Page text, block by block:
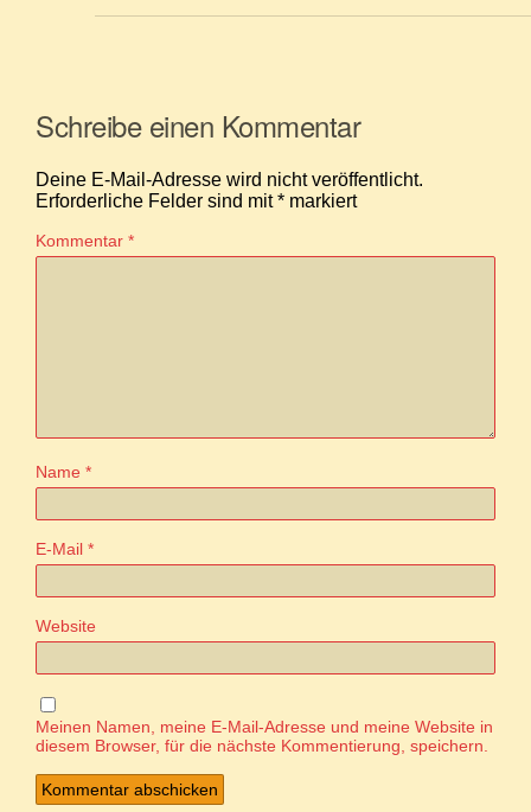
Schreibe einen Kommentar
Deine E-Mail-Adresse wird nicht veröffentlicht.
Erforderliche Felder sind mit* markiert
Kommentar *
Name *
E-Mail *
Website
Meinen Namen, meine E-Mail-Adresse und meine Website in
diesem Browser, für die nächste Kommentierung, speichern.